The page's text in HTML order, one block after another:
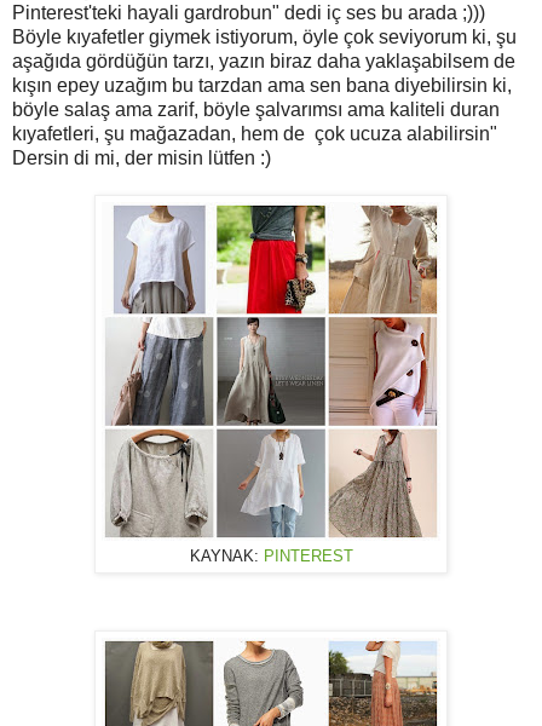
Pinterest'teki hayali gardrobun" dedi iç ses bu arada ;)))
Böyle kıyafetler giymek istiyorum, öyle çok seviyorum ki, şu
aşağıda gördüğün tarzı, yazın biraz daha yaklaşabilsem de
kışın epey uzağım bu tarzdan ama sen bana diyebilirsin ki,
böyle salaş ama zarif, böyle şalvarımsı ama kaliteli duran
kıyafetleri, şu mağazadan, hem de çok ucuza alabilirsin"
Dersin di mi, der misin lütfen :)
KAYNAK: PINTEREST